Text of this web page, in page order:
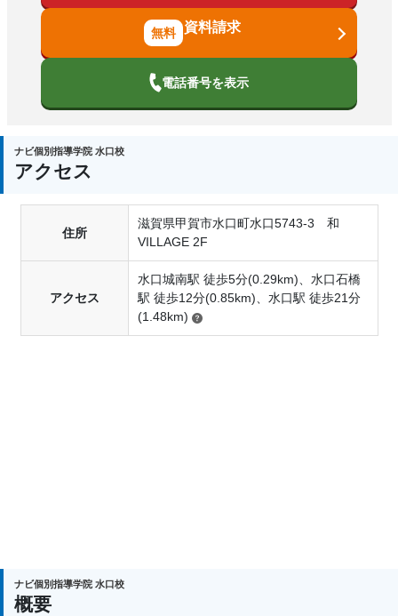
資料請求
電話番号を表示
ナビ個別指導学院 水口校
アクセス
住所
滋賀県甲賀市水口町水口5743-3 和
VILLAGE 2F
アクセス
水口城南駅 徒歩5分(0.29km)、水口石橋
駅 徒歩12分(0.85km)、水口駅 徒歩21分
(1.48km)
ナビ個別指導学院 水口校
概要